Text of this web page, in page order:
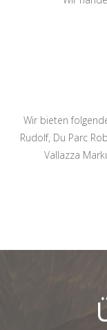
Wir bieten
Rudolf, Du Parc
Vallazza